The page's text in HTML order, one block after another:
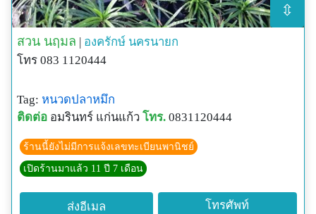
⇳
สวน นฤมล | องครักษ์ นครนายก
โทร 083 1120444
Tag: หนวดปลาหมึก
ติดต่อ อมรินทร์ แก่นแก้ว โทร. 0831120444
ร้านนี้ยังไม่มีการแจ้งเลขทะเบียนพานิชย์
เปิดร้านมาแล้ว 11 ปี 7 เดือน
ส่งอีเมล โทรศัพท์